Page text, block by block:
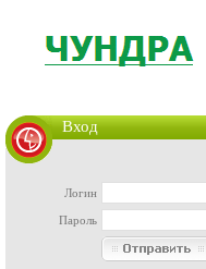
Вход
Логин
Пароль